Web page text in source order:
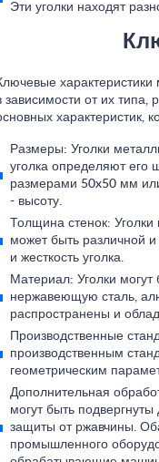
Эти уголки находят
характеристики
зависимости от их типа,
характеристик,
Размеры: Уголки
уголка определяют его
размерами 50x50 мм
- высоту.
Толщина стенок:
может быть различной
и жесткость уголка.
Материал: Уголки могут
нержавеющую сталь,
распространены и
Производственные
производственным
геометрическим
Дополнительная
могут быть
защиты от ржавчины.
промышленного